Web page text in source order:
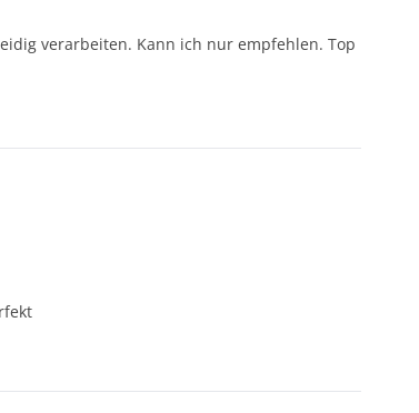
verarbeiten. Kann ich nur empfehlen. Top